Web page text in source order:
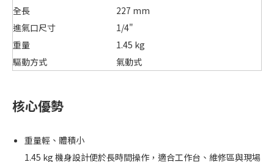
全長
227 mm
進氣口尺寸
1/4"
重量
1.45 kg
驅動方式
氣動式
核心優勢
重量輕、體積小
1.45 kg 機身設計便於長時間操作，適合工作台、維修區與現場